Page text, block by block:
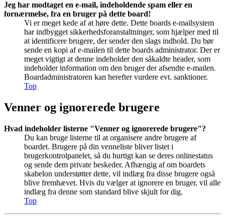
Jeg har modtaget en e-mail, indeholdende spam eller en
fornærmelse, fra en bruger på dette board!
Vi er meget kede af at høre dette. Dette boards e-mailsystem
har indbygget sikkerhedsforanstaltninger, som hjælper med til
at identificere brugere, der sender den slags indhold. Du bør
sende en kopi af e-mailen til dette boards administrator. Der er
meget vigtigt at denne indeholder den såkaldte header, som
indeholder information om den bruger der afsendte e-mailen.
Boardadministratoren kan herefter vurdere evt. sanktioner.
Top
Venner og ignorerede brugere
Hvad indeholder listerne "Venner og ignorerede brugere"?
Du kan bruge listerne til at organisere andre brugere af
boardet. Brugere på din venneliste bliver listet i
brugerkontrolpanelet, så du hurtigt kan se deres onlinestatus
og sende dem private beskeder. Afhængig af om boardets
skabelon understøtter dette, vil indlæg fra disse brugere også
blive fremhævet. Hvis du vælger at ignorere en bruger, vil alle
indlæg fra denne som standard blive skjult for dig.
Top